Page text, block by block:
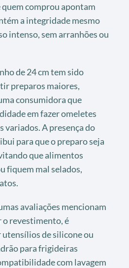
comprou apontam
a integridade mesmo
intenso, sem arranhões ou
de 24 cm tem sido
preparos maiores,
consumidora que
em fazer omeletes
variados. A presença do
para que o preparo seja
que alimentos
fiquem mal selados,
avaliações mencionam
o revestimento, é
de silicone ou
para frigideiras
com lavagem